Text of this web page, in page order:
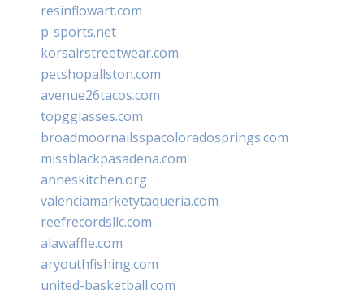
resinflowart.com
p-sports.net
korsairstreetwear.com
petshopallston.com
avenue26tacos.com
topgglasses.com
broadmoornailsspacoloradosprings.com
missblackpasadena.com
anneskitchen.org
valenciamarketytaqueria.com
reefrecordsllc.com
alawaffle.com
aryouthfishing.com
united-basketball.com